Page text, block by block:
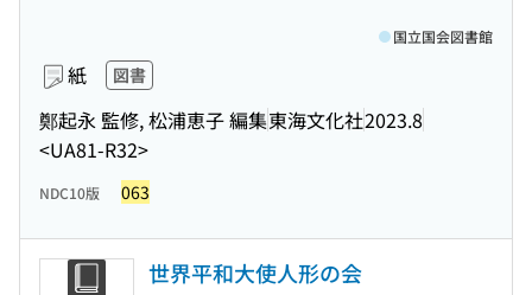
紙 図書
鄭起永 監修, 松浦恵子 編集東海文化社2023.8
<UA81-R32>
国立国会図書館
NDC10版 063
世界平和大使人形の会